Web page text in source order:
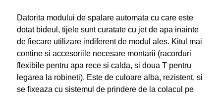
Datorita modului de spalare automata cu care este
dotat bideul, tijele sunt curatate cu jet de apa inainte
de fiecare utilizare indiferent de modul ales. Kitul mai
contine si accesoriile necesare montarii (racorduri
flexibile pentru apa rece si calda, si doua T pentru
legarea la robineti). Este de culoare alba, rezistent, si
se fixeaza cu sistemul de prindere de la colacul pe